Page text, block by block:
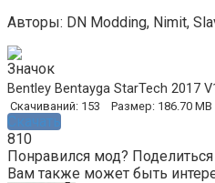
Авторы: DN Modding, Nimit,
Bentley Bentayga StarTech 2017
Скачиваний: 153 Размер: 186.70 MB
Скачать
810
Понравился мод?
Вам также может быть